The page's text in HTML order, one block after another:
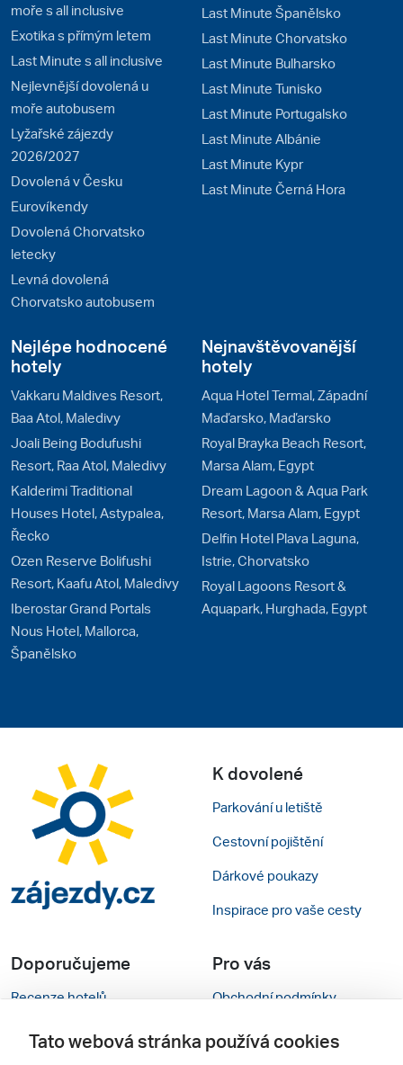
moře s all inclusive
Exotika s přímým letem
Last Minute s all inclusive
Nejlevnější dovolená u
moře autobusem
Lyžařské zájezdy
2026/2027
Dovolená v Česku
Eurovíkendy
Dovolená Chorvatsko
letecky
Levná dovolená
Chorvatsko autobusem
Last Minute Španělsko
Last Minute Chorvatsko
Last Minute Bulharsko
Last Minute Tunisko
Last Minute Portugalsko
Last Minute Albánie
Last Minute Kypr
Last Minute Černá Hora
Nejlépe hodnocené
hotely
Vakkaru Maldives Resort,
Baa Atol, Maledivy
Joali Being Bodufushi
Resort, Raa Atol, Maledivy
Kalderimi Traditional
Houses Hotel, Astypalea,
Řecko
Ozen Reserve Bolifushi
Resort, Kaafu Atol, Maledivy
Iberostar Grand Portals
Nous Hotel, Mallorca,
Španělsko
Nejnavštěvovanější
hotely
Aqua Hotel Termal, Západní
Maďarsko, Maďarsko
Royal Brayka Beach Resort,
Marsa Alam, Egypt
Dream Lagoon & Aqua Park
Resort, Marsa Alam, Egypt
Delfin Hotel Plava Laguna,
Istrie, Chorvatsko
Royal Lagoons Resort &
Aquapark, Hurghada, Egypt
K dovolené
Parkování u letiště
Cestovní pojištění
Dárkové poukazy
Inspirace pro vaše cesty
Doporučujeme
Recenze hotelů
Rady na cestu
Pro vás
Obchodní podmínky
Kontakty
Tato webová stránka používá cookies